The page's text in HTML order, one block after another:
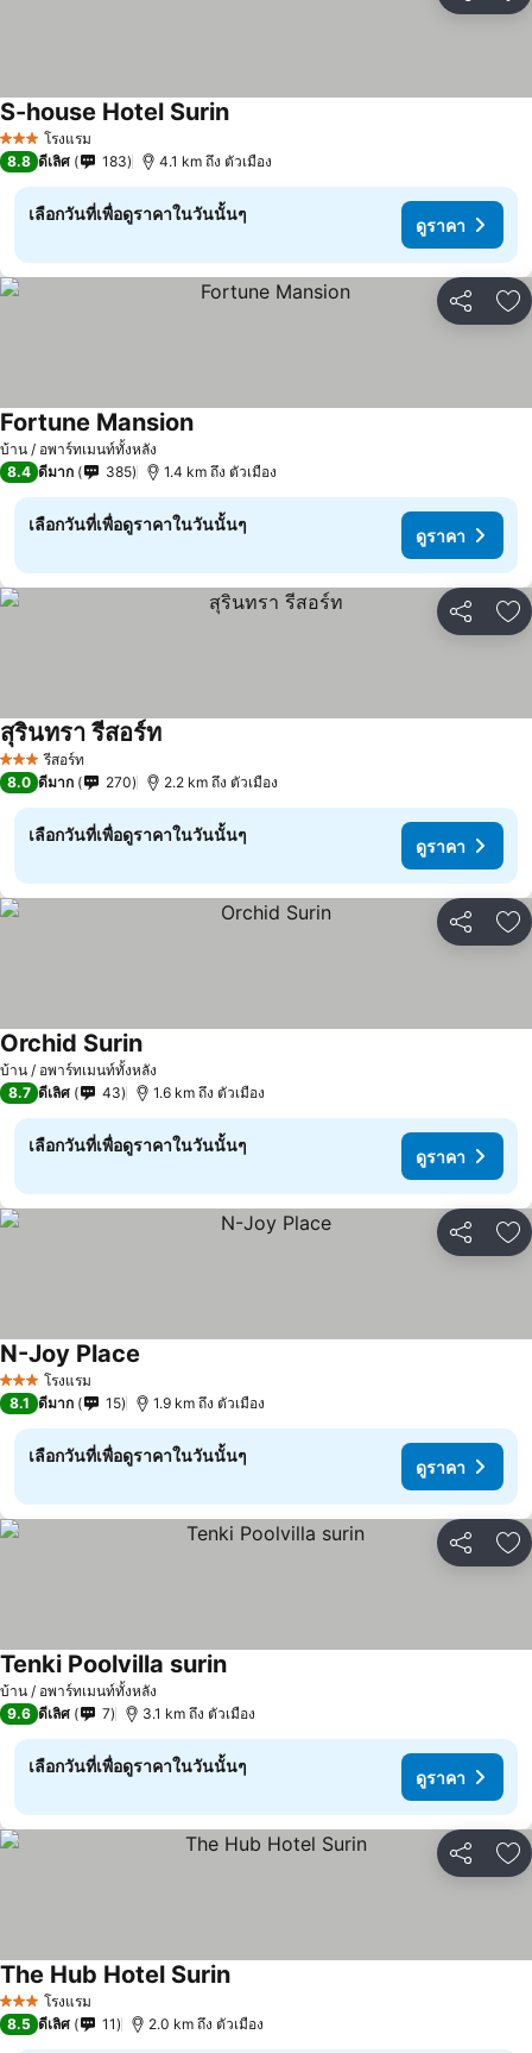
3 ดาว โรงแรม
S-house Hotel Surin
8.8 ดีเลิศ 183 4.1 km ถึง ตัวเมือง
เลือกวันที่เพื่อดูราคาในวันนั้นๆ
ดูราคา
แชร์ เ
บ้าน / อพาร์ทเมนท์ทั้งหลัง
Fortune Mansion
8.4 ดีมาก 385 1.4 km ถึง ตัวเมือง
เลือกวันที่เพื่อดูราคาในวันนั้นๆ
ดูราคา
แชร์ เ
3 ดาว รีสอร์ท
สุรินทรา รีสอร์ท
8.0 ดีมาก 270 2.2 km ถึง ตัวเมือง
เลือกวันที่เพื่อดูราคาในวันนั้นๆ
ดูราคา
แชร์ เ
บ้าน / อพาร์ทเมนท์ทั้งหลัง
Orchid Surin
8.7 ดีเลิศ 43 1.6 km ถึง ตัวเมือง
เลือกวันที่เพื่อดูราคาในวันนั้นๆ
ดูราคา
แชร์ เ
3 ดาว โรงแรม
N-Joy Place
8.1 ดีมาก 15 1.9 km ถึง ตัวเมือง
เลือกวันที่เพื่อดูราคาในวันนั้นๆ
ดูราคา
แชร์ เ
บ้าน / อพาร์ทเมนท์ทั้งหลัง
Tenki Poolvilla surin
9.6 ดีเลิศ 7 3.1 km ถึง ตัวเมือง
เลือกวันที่เพื่อดูราคาในวันนั้นๆ
ดูราคา
แชร์ เ
3 ดาว โรงแรม
The Hub Hotel Surin
8.5 ดีเลิศ 11 2.0 km ถึง ตัวเมือง